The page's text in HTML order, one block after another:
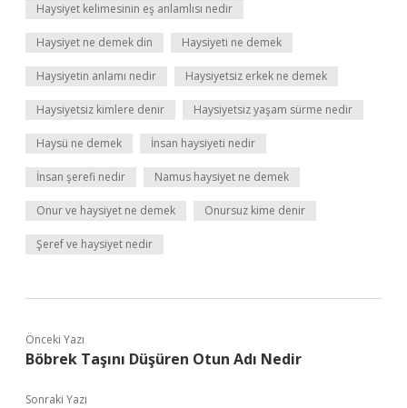
Haysiyet kelimesinin eş anlamlısı nedir
Haysiyet ne demek din Haysiyeti ne demek
Haysiyetin anlamı nedir Haysiyetsiz erkek ne demek
Haysiyetsiz kimlere denir Haysiyetsiz yaşam sürme nedir
Haysü ne demek İnsan haysiyeti nedir
İnsan şerefi nedir Namus haysiyet ne demek
Onur ve haysiyet ne demek Onursuz kime denir
Şeref ve haysiyet nedir
Önceki Yazı
Böbrek Taşını Düşüren Otun Adı Nedir
Sonraki Yazı